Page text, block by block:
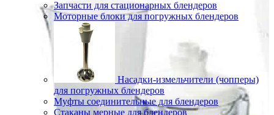
Запчасти для стационарных блендеров
Моторные блоки для погружных блендеров
Насадки-измельчители (чопперы)
для погружных блендеров
Муфты соединительные для блендеров
Стаканы мерные для блендеров